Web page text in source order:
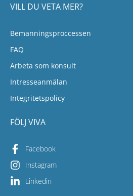
VILL DU VETA MER?
Bemanningsproccessen
FAQ
Arbeta som konsult
Intresseanmälan
Integritetspolicy
FÖLJ VIVA
Facebook
Instagram
Linkedin